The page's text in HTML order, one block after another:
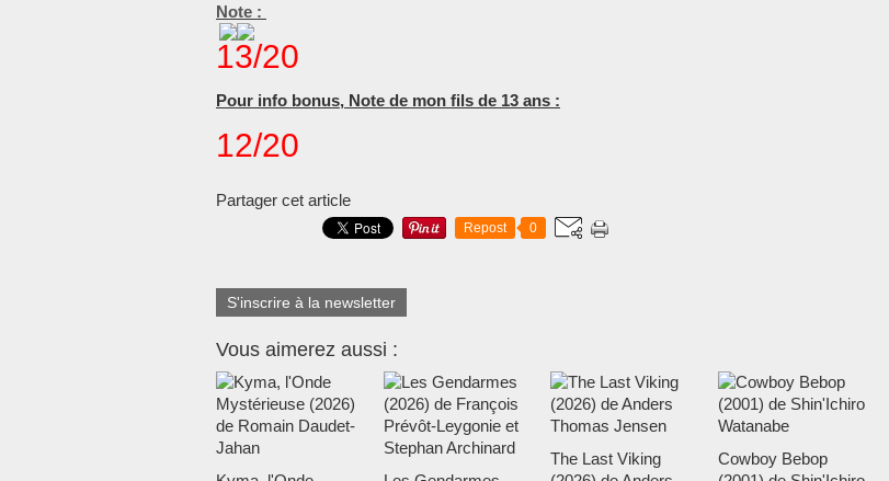
Note :
13/20
Pour info bonus, Note de mon fils de 13 ans :
12/20
Partager cet article
Repost 0
S'inscrire à la newsletter
Vous aimerez aussi :
The Last Viking
Cowboy Bebop